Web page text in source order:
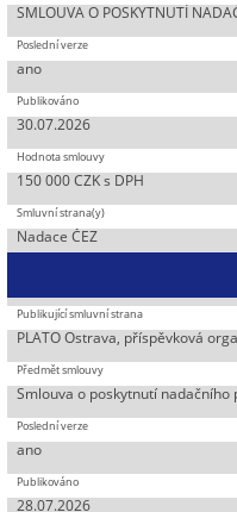
SMLOUVA O POSKYTNUTÍ
ano
30.07.2026
150 000 CZK s DPH
Nadace ČEZ
PLATO Ostrava, příspěvková
Smlouva o poskytnutí nadačního
ano
28.07.2026